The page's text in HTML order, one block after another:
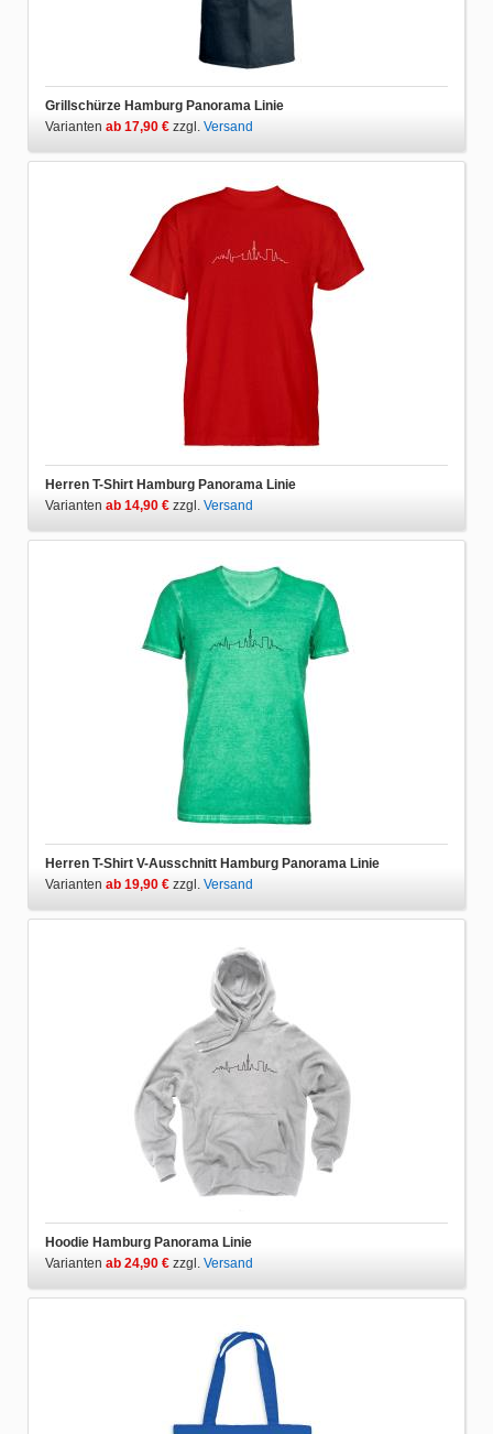
Grillschürze Hamburg Panorama Linie
Varianten ab 17,90 € zzgl. Versand
Herren T-Shirt Hamburg Panorama Linie
Varianten ab 14,90 € zzgl. Versand
Herren T-Shirt V-Ausschnitt Hamburg Panorama Linie
Varianten ab 19,90 € zzgl. Versand
Hoodie Hamburg Panorama Linie
Varianten ab 24,90 € zzgl. Versand